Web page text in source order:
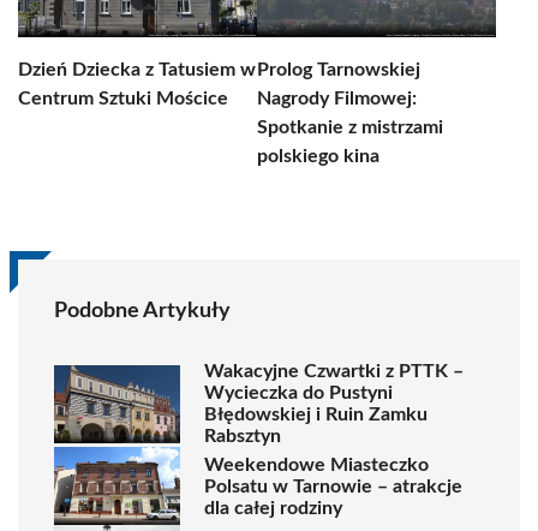
Dzień Dziecka z Tatusiem w
Centrum Sztuki Mościce
Prolog Tarnowskiej
Nagrody Filmowej:
Spotkanie z mistrzami
polskiego kina
Podobne Artykuły
Wakacyjne Czwartki z PTTK –
Wycieczka do Pustyni
Błędowskiej i Ruin Zamku
Rabsztyn
Weekendowe Miasteczko
Polsatu w Tarnowie – atrakcje
dla całej rodziny